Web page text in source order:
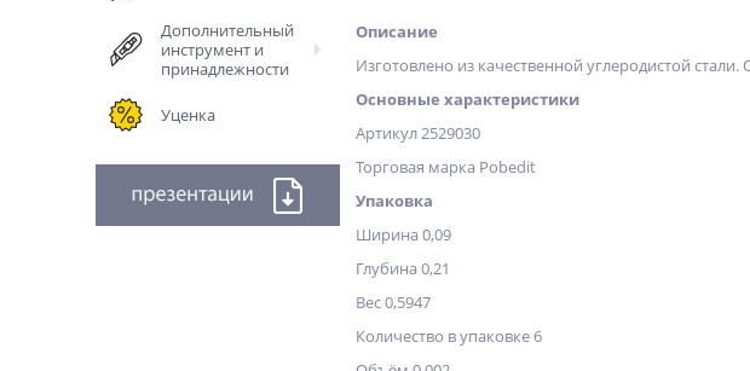
Дополнительный
инструмент и
принадлежности
Уценка
Описание
Изготовлено из качественной углеродистой
Основные характеристики
Артикул 2529030
Торговая марка Pobedit
Упаковка
Ширина 0,09
Глубина 0,21
Вес 0,5947
Количество в упаковке 6